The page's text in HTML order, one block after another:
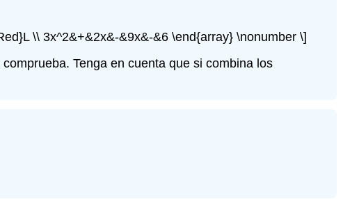
\\ 3x^2&+&2x&-&9x&-&6 \end{array} \nonumber \]
Tenga en cuenta que si combina los